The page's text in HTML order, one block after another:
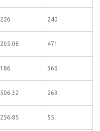
226 240
205.08 471
186 366
506.32 263
256.85 55